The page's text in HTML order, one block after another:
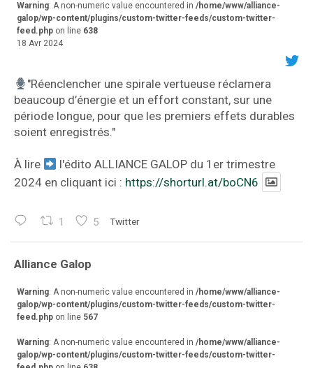
Warning: A non-numeric value encountered in /home/www/alliance-
galop/wp-content/plugins/custom-twitter-feeds/custom-twitter-
feed.php on line 638
18 Avr 2024
"Réenclencher une spirale vertueuse réclamera
beaucoup d’énergie et un effort constant, sur une
période longue, pour que les premiers effets durables
soient enregistrés."
À lire
l'édito ALLIANCE GALOP du 1er trimestre
2024 en cliquant ici : https://shorturl.at/boCN6
1 5 Twitter
Alliance Galop
Warning: A non-numeric value encountered in /home/www/alliance-
galop/wp-content/plugins/custom-twitter-feeds/custom-twitter-
feed.php on line 567
Warning: A non-numeric value encountered in /home/www/alliance-
galop/wp-content/plugins/custom-twitter-feeds/custom-twitter-